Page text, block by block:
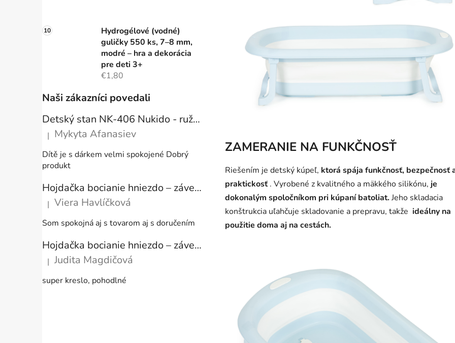
Hydrogélové (vodné)
guličky 550 ks, 7–8 mm,
modré – hra a dekorácia
pre deti 3+
€1,80
Naši zákazníci povedali
Detský stan NK-406 Nukido - ružový
Hodnotenie produktu je 5 z 5 hviezdičiek.
| Mykyta Afanasiev
Dítě je s dárkem velmi spokojené Dobrý
produkt
Hojdačka bocianie hniezdo – závesné kreslo s vankúšom ecru, 80 cm, nosnosť 150 kg
Hodnotenie produktu je 5 z 5 hviezdičiek.
| Viera Havlíčková
Som spokojná aj s tovarom aj s doručením
Hojdačka bocianie hniezdo – závesné kreslo s vankúšom ecru, 80 cm, nosnosť 150 kg
Hodnotenie produktu je 5 z 5 hviezdičiek.
| Judita Magdičová
super kreslo, pohodlné
ZAMERANIE NA FUNKČNOSŤ
Riešením je detský kúpeľ, ktorá spája funkčnosť, bezpečnosť
praktickosť. Vyrobené z kvalitného a mäkkého silikónu, je
dokonalým spoločníkom pri kúpaní batoliat. Jeho skladacia
konštrukcia uľahčuje skladovanie a prepravu, takže ideálny na
použitie doma aj na cestách.